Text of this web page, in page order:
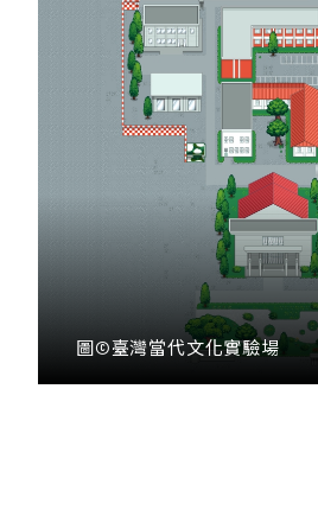
圖©臺灣當代文化實驗場